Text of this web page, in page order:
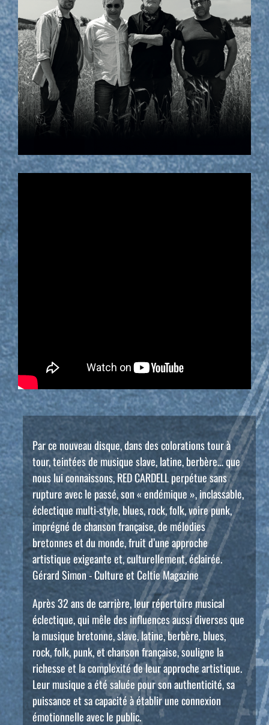
Par ce nouveau disque, dans des colorations tour à
tour, teintées de musique slave, latine, berbère… que
nous lui connaissons, RED CARDELL perpétue sans
rupture avec le passé, son « endémique », inclassable,
éclectique multi-style, blues, rock, folk, voire punk,
imprégné de chanson française, de mélodies
bretonnes et du monde, fruit d’une approche
artistique exigeante et, culturellement, éclairée.
Gérard Simon - Culture et Celtie Magazine
Après 32 ans de carrière, leur répertoire musical
éclectique, qui mêle des influences aussi diverses que
la musique bretonne, slave, latine, berbère, blues,
rock, folk, punk, et chanson française, souligne la
richesse et la complexité de leur approche artistique.
Leur musique a été saluée pour son authenticité, sa
puissance et sa capacité à établir une connexion
émotionnelle avec le public.